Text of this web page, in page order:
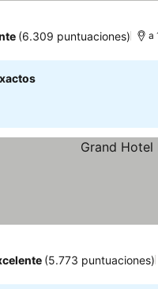
(6.309 puntuaciones) a
(5.773 puntuaciones)